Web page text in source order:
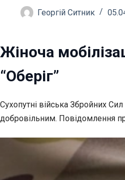
Георгій Ситник
Жіноча
“Оберіг”
Сухопутні війська Збройних
добровільним. Повідомлення